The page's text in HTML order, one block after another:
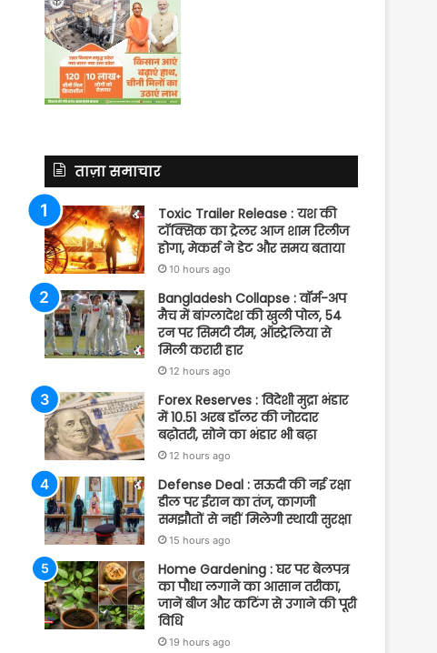
ताज़ा समाचार
Toxic Trailer Release : यश की
टॉक्सिक का ट्रेलर आज शाम रिलीज
होगा, मेकर्स ने डेट और समय बताया
10 hours ago
Bangladesh Collapse : वॉर्म-अप
मैच में बांग्लादेश की खुली पोल, 54
रन पर सिमटी टीम, ऑस्ट्रेलिया से
मिली करारी हार
12 hours ago
Forex Reserves : विदेशी मुद्रा भंडार
में 10.51 अरब डॉलर की जोरदार
बढ़ोतरी, सोने का भंडार भी बढ़ा
12 hours ago
Defense Deal : सऊदी की नई रक्षा
डील पर ईरान का तंज, कागजी
समझौतों से नहीं मिलेगी स्थायी सुरक्षा
15 hours ago
Home Gardening : घर पर बेलपत्र
का पौधा लगाने का आसान तरीका,
जानें बीज और कटिंग से उगाने की पूरी
विधि
19 hours ago